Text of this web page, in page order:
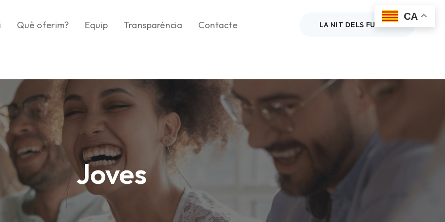
Què oferim?
Projectes
Com ho fem?
Metodologia
Equip Transparència
Què ens regula
Organigrama
Els comptes clars
Contacte LA NIT DELS FUTURS
Joves
CA